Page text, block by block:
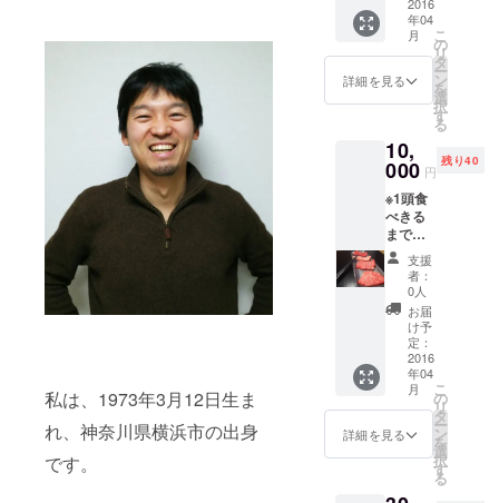
私は、1973年3月12日生ま
れ、神奈川県横浜市の出身
です。
不要の
方は事
前にお
知らせ
くださ
い。
2016
年04
月
詳細を見る
こ
の
リ
タ
ー
ン
を
選
択
す
る
10,
000 円
残り40
※1頭食
べきる
まで店
内にお
名前を
掲示さ
せて頂
きま
す。ご
不要の
方は事
前にお
知らせ
くださ
い。 ※
支援
者：
0人
お届
け予
定：
2016
年04
月
詳細を見る
こ
の
リ
タ
ー
ン
を
選
択
す
る